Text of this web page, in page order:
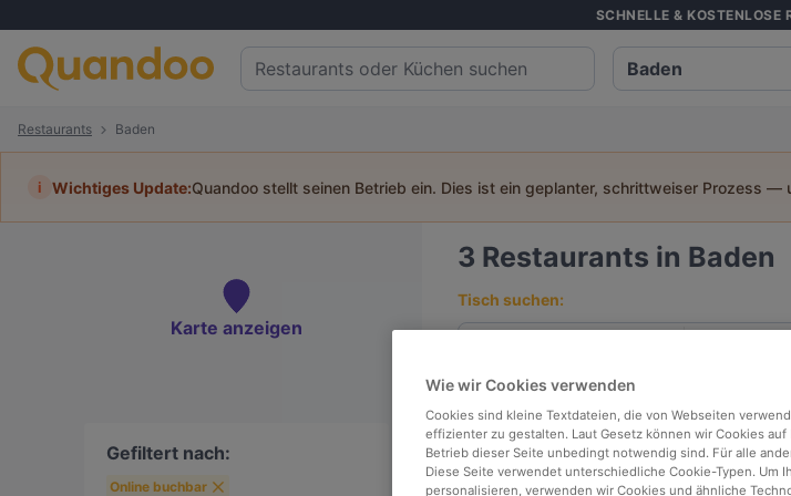
SCHNELLE & KOSTENLOSE
Restaurants Baden
i Wichtiges Update:Quandoo stellt seinen Betrieb ein. Dies ist ein geplanter, schrittweiser Prozess
Karte anzeigen
Gefiltert nach:
Online buchbar
3 Restaurants in Baden
Tisch suchen:
Top bewertet In der Nähe
Relevanz
Wie wir Cookies verwenden
Cookies sind kleine Textdateien, die von Webseiten
effizienter zu gestalten. Laut Gesetz können wir Cookies
Betrieb dieser Seite unbedingt notwendig sind. Für alle
Diese Seite verwendet unterschiedliche Cookie-Typen. Um
personalisieren, verwenden wir Cookies und ähnliche